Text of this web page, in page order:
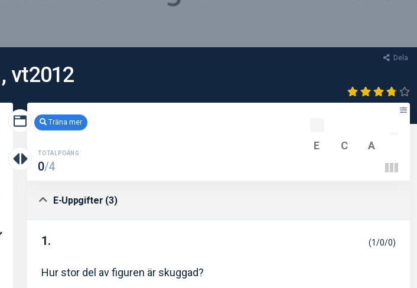
Dela
vt2012
Träna mer
E C A
TOTALPOÄNG
0/4
E-Uppgifter (3)
1. (1/0/0)
Hur stor del av figuren är skuggad?